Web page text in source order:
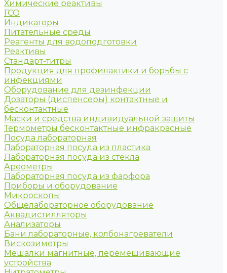
Химические реактивы
ГСО
Индикаторы
Питательные среды
Реагенты для водоподготовки
Реактивы
Стандарт-титры
Продукция для профилактики и борьбы с
инфекциями
Оборудование для дезинфекции
Дозаторы (диспенсеры) контактные и
бесконтактные
Маски и средства индивидуальной защиты
Термометры бесконтактные инфракрасные
Посуда лабораторная
Лабораторная посуда из пластика
Лабораторная посуда из стекла
Ареометры
Лабораторная посуда из фарфора
Приборы и оборудование
Микроскопы
Общелабораторное оборудование
Аквадистилляторы
Анализаторы
Бани лабораторные, колбонагреватели
Вискозиметры
Мешалки магнитные, перемешивающие
устройства